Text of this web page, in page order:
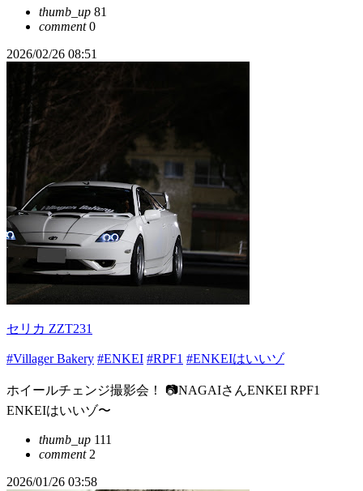
thumb_up 81
comment0
2026/02/26 08:51
セリカ ZZT231
#Villager Bakery #ENKEI #RPF1 #ENKEIはいいゾ
ホイールチェンジ撮影会！ 📷NAGAIさんENKEI RPF1
ENKEIはいいゾ〜
thumb_up 111
comment2
2026/01/26 03:58